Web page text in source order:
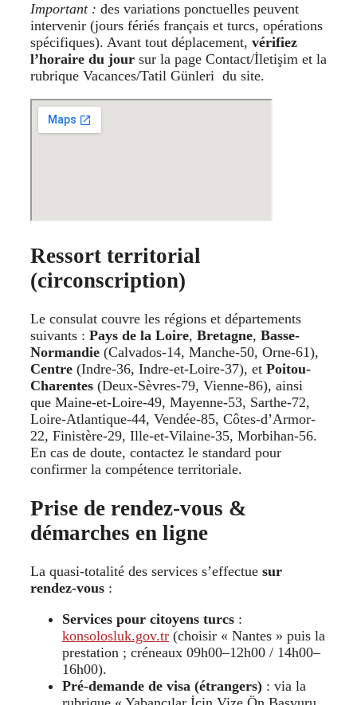
Important : des variations ponctuelles peuvent
intervenir (jours fériés français et turcs, opérations
spécifiques). Avant tout déplacement, vérifiez
l’horaire du jour sur la page Contact/İletişim et la
rubrique Vacances/Tatil Günleri du site.
Ressort territorial
(circonscription)
Le consulat couvre les régions et départements
suivants : Pays de la Loire, Bretagne, Basse-
Normandie (Calvados-14, Manche-50, Orne-61),
Centre (Indre-36, Indre-et-Loire-37), et Poitou-
Charentes (Deux-Sèvres-79, Vienne-86), ainsi
que Maine-et-Loire-49, Mayenne-53, Sarthe-72,
Loire-Atlantique-44, Vendée-85, Côtes-d’Armor-
22, Finistère-29, Ille-et-Vilaine-35, Morbihan-56.
En cas de doute, contactez le standard pour
confirmer la compétence territoriale.
Prise de rendez-vous &
démarches en ligne
La quasi-totalité des services s’effectue sur
rendez-vous :
Services pour citoyens turcs :
konsolosluk.gov.tr (choisir « Nantes » puis la
prestation ; créneaux 09h00–12h00 / 14h00–
16h00).
Pré-demande de visa (étrangers) : via la